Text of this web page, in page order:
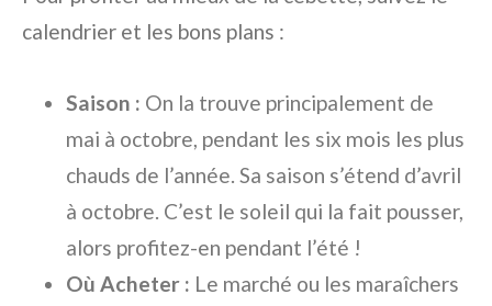
calendrier et les bons plans :
Saison : On la trouve principalement de
mai à octobre, pendant les six mois les plus
chauds de l’année. Sa saison s’étend d’avril
à octobre. C’est le soleil qui la fait pousser,
alors profitez-en pendant l’été !
Où Acheter : Le marché ou les maraîchers